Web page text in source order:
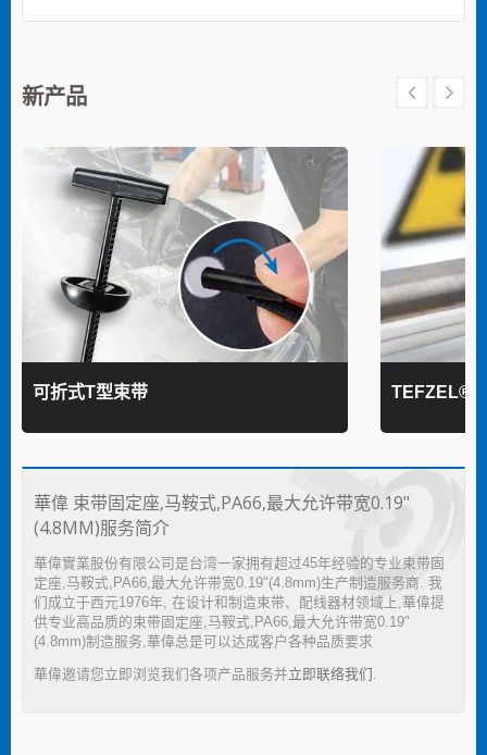
新产品
可折式T型束带 TEFZEL®
華偉 束带固定座,马鞍式,PA66,最大允许带宽0.19"
(4.8MM)服务简介
華偉實業股份有限公司是台湾一家拥有超过45年经验的专业束带固
定座,马鞍式,PA66,最大允许带宽0.19"(4.8mm)生产制造服务商. 我
们成立于西元1976年, 在设计和制造束带、配线器材领域上,華偉提
供专业高品质的束带固定座,马鞍式,PA66,最大允许带宽0.19"
(4.8mm)制造服务,華偉总是可以达成客户各种品质要求
華偉邀请您立即浏览我们各项产品服务并立即联络我们